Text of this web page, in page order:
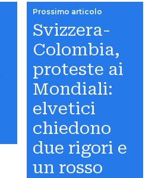
Prossimo articolo
Svizzera-
Colombia,
proteste ai
Mondiali:
elvetici
chiedono
due rigori e
un rosso